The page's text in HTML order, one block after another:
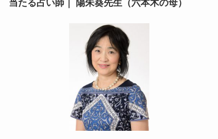
当たる占い師｜ 陽朱葵先生（六本木の母）